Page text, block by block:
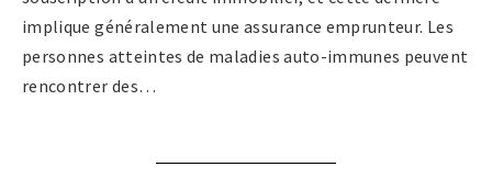
implique généralement une assurance emprunteur. Les
personnes atteintes de maladies auto-immunes peuvent
rencontrer des…